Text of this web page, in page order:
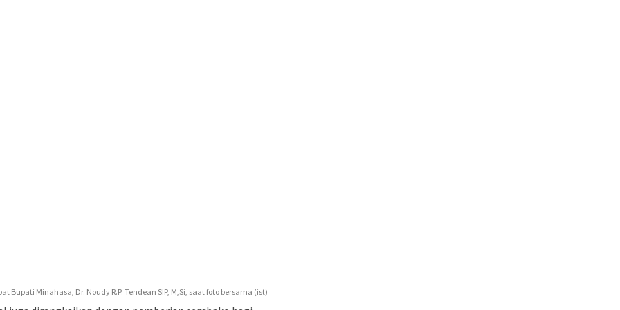
Bupati Minahasa, Dr. Noudy R.P. Tendean SIP, M,Si, saat foto bersama (ist)